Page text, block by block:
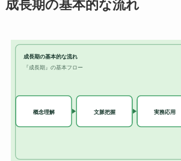
成長期の基本的な流れ
成長期の基本的な流れ
『成長期』の基本フロー
概念理解 文脈把握 実務応用